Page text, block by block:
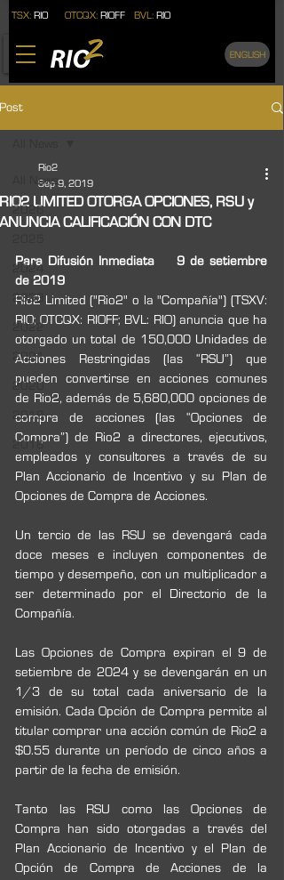
ENGLISH
TSX: RIO OTCQX: RIOFF BVL: RIO
Post
All News
2026
2024
2023
2022
2021
2020
2019
2018
RIO2 LIMITED OTORGA OPCIONES, RSU y
ANUNCIA CALIFICACIÓN CON DTC
Rio2
Sep 9, 2019
Para Difusión Inmediata
9 de setiembre
de 2019
Rio2 Limited ("Rio2" o la "Compañía") (TSXV:
RIO; OTCQX: RIOFF; BVL: RIO) anuncia que ha
otorgado un total de 150,000 Unidades de
Acciones Restringidas (las “RSU”) que
pueden convertirse en acciones comunes
de Rio2, además de 5,680,000 opciones de
compra de acciones (las “Opciones de
Compra”) de Rio2 a directores, ejecutivos,
empleados y consultores a través de su
Plan Accionario de Incentivo y su Plan de
Opciones de Compra de Acciones.
Un tercio de las RSU se devengará cada
doce meses e incluyen componentes de
tiempo y desempeño, con un multiplicador a
ser determinado por el Directorio de la
Compañía.
Las Opciones de Compra expiran el 9 de
setiembre de 2024 y se devengarán en un
1/3 de su total cada aniversario de la
emisión. Cada Opción de Compra permite al
titular comprar una acción común de Rio2 a
$0.55 durante un período de cinco años a
partir de la fecha de emisión.
Tanto las RSU como las Opciones de
Compra han sido otorgadas a través del
Plan Accionario de Incentivo y el Plan de
Opción de Compra de Acciones de la